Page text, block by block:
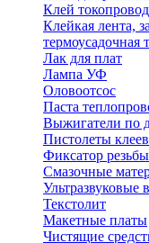
Клей
Клейкая лента,
термоусадочная
Лак для плат
Лампа УФ
Оловоотсос
Паста
Выжигатели по
Пистолеты
Фиксатор резьбы
Смазочные
Ультразвуковые
Текстолит
Макетные платы
Чистящие